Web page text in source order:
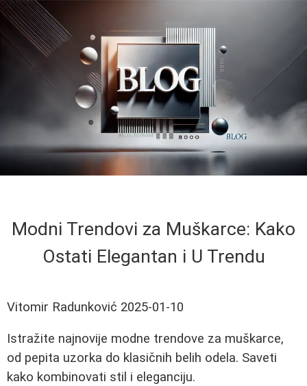
Modni Trendovi za Muškarce: Kako
Ostati Elegantan i U Trendu
Vitomir Radunković 2025-01-10
Istražite najnovije modne trendove za muškarce,
od pepita uzorka do klasičnih belih odela. Saveti
kako kombinovati stil i eleganciju.